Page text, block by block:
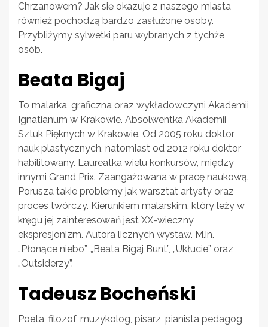
Chrzanowem? Jak się okazuje z naszego miasta
również pochodzą bardzo zasłużone osoby.
Przybliżymy sylwetki paru wybranych z tychże
osób.
Beata Bigaj
To malarka, graficzna oraz wykładowczyni Akademii
Ignatianum w Krakowie. Absolwentka Akademii
Sztuk Pięknych w Krakowie. Od 2005 roku doktor
nauk plastycznych, natomiast od 2012 roku doktor
habilitowany. Laureatka wielu konkursów, między
innymi Grand Prix. Zaangażowana w pracę naukową.
Porusza takie problemy jak warsztat artysty oraz
proces twórczy. Kierunkiem malarskim, który leży w
kręgu jej zainteresowań jest XX-wieczny
ekspresjonizm. Autora licznych wystaw. M.in.
„Płonące niebo”, „Beata Bigaj Bunt”, „Ukłucie” oraz
„Outsiderzy”.
Tadeusz Bocheński
Poeta, filozof, muzykolog, pisarz, pianista pedagog